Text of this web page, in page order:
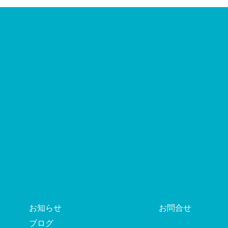
お知らせ
ブログ
お問合せ